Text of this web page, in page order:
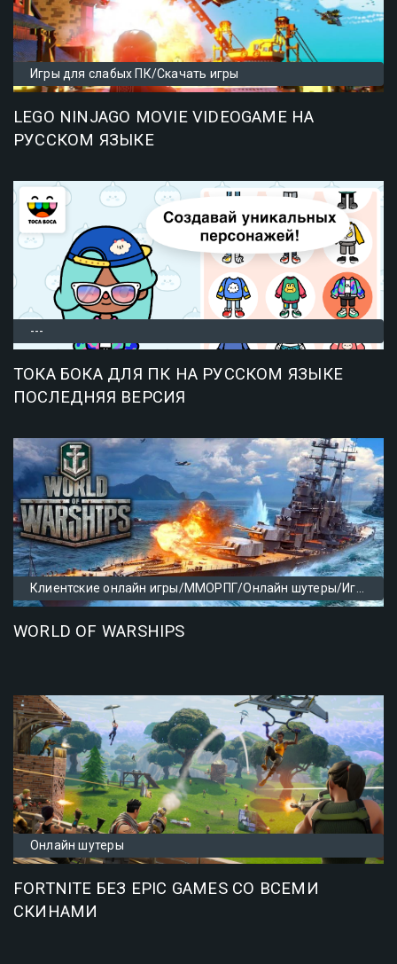
Игры для слабых ПК/Скачать игры
LEGO NINJAGO MOVIE VIDEOGAME НА
РУССКОМ ЯЗЫКЕ
---
ТОКА БОКА ДЛЯ ПК НА РУССКОМ ЯЗЫКЕ
ПОСЛЕДНЯЯ ВЕРСИЯ
Клиентские онлайн игры/ММОРПГ/Онлайн шутеры/Игры с другом по сети/Популярные онлайн игры/Игры симуляторы /Игры с прокачкой/Скачать игры
WORLD OF WARSHIPS
Онлайн шутеры
FORTNITE БЕЗ EPIC GAMES СО ВСЕМИ
СКИНАМИ